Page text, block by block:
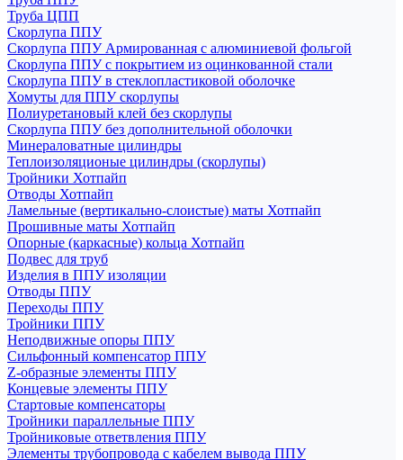
Труба ЦПП
Скорлупа ППУ
Скорлупа ППУ Армированная с алюминиевой фольгой
Скорлупа ППУ с покрытием из оцинкованной стали
Скорлупа ППУ в стеклопластиковой оболочке
Хомуты для ППУ скорлупы
Полиуретановый клей без скорлупы
Скорлупа ППУ без дополнительной оболочки
Минераловатные цилиндры
Теплоизоляционые цилиндры (скорлупы)
Тройники Хотпайп
Отводы Хотпайп
Ламельные (вертикально-слоистые) маты Хотпайп
Прошивные маты Хотпайп
Опорные (каркасные) кольца Хотпайп
Подвес для труб
Изделия в ППУ изоляции
Отводы ППУ
Переходы ППУ
Тройники ППУ
Неподвижные опоры ППУ
Cильфонный компенсатор ППУ
Z-образные элементы ППУ
Концевые элементы ППУ
Стартовые компенсаторы
Тройники параллельные ППУ
Тройниковые ответвления ППУ
Элементы трубопровода с кабелем вывода ППУ